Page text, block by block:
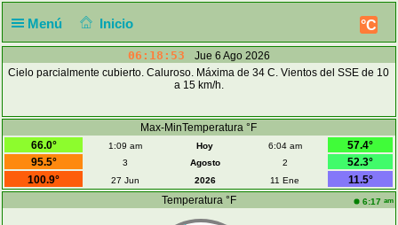
Menú Inicio °C
06:18:53
Jue 6 Ago 2026
Cielo parcialmente cubierto. Caluroso. Máxima de 34 C. Vientos del SSE de 10
a 15 km/h.
Max-MinTemperatura °F
66.0°
1:09 am Hoy 6:04 am
57.4°
95.5°
3 Agosto 2
52.3°
100.9°
27 Jun 2026 11 Ene
11.5°
Temperatura °F
6:17 am